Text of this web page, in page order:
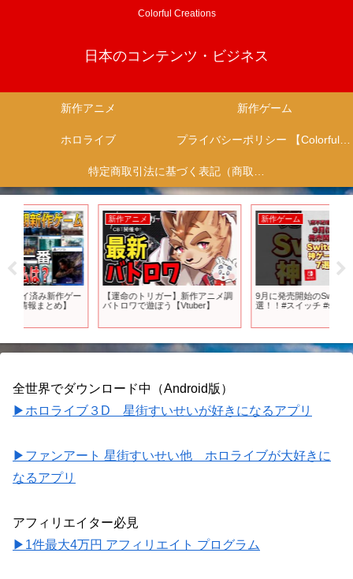
Colorful Creations
日本のコンテンツ・ビジネス
新作アニメ 新作ゲーム
ホロライブ プライバシーポリシー 【Colorful Creation】
特定商取引法に基づく表記（商取引に関する開示）
新作アニメ
【運命のトリガー】新作アニメ調
バトロワで遊ぼう【Vtuber】
新作ゲーム
9月に発売開始のSwitch神ゲーム7
選！！#スイッチ #switch新作
全世界でダウンロード中（Android版）
▶ホロライブ３D 星街すいせいが好きになるアプリ
▶ファンアート 星街すいせい他 ホロライブが大好きに
なるアプリ
アフィリエイター必見
▶1件最大4万円 アフィリエイト プログラム